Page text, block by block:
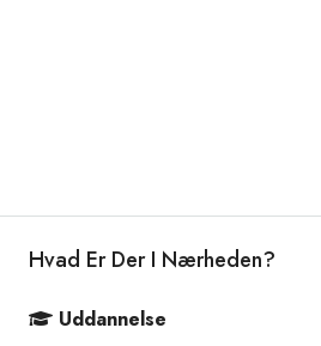
Hvad Er Der I Nærheden?
Uddannelse